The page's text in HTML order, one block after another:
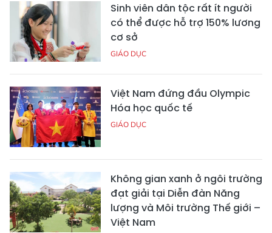
Sinh viên dân tộc rất ít người
có thể được hỗ trợ 150% lương
cơ sở
GIÁO DỤC
Việt Nam đứng đầu Olympic
Hóa học quốc tế
GIÁO DỤC
Không gian xanh ở ngôi trường
đạt giải tại Diễn đàn Năng
lượng và Môi trường Thế giới –
Việt Nam